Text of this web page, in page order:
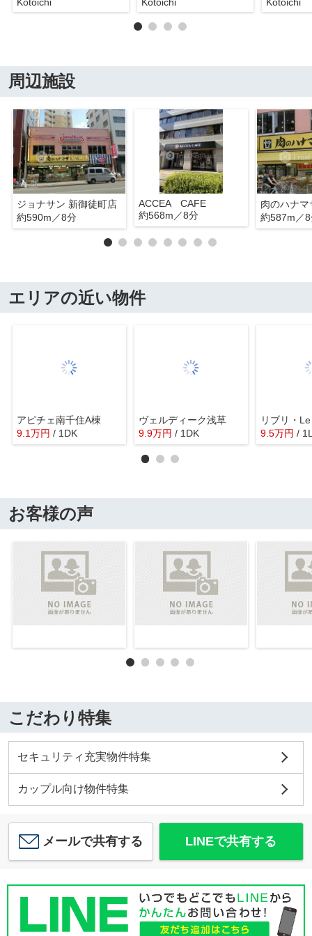
Kotoichi Kotoichi Kotoichi
周辺施設
ジョナサン 新御徒町店
約590m／8分
ACCEA CAFE
約568m／8分
約587m／
エリアの近い物件
アピチェ南千住A棟
9.1万円 / 1DK
ヴェルディーク浅草
9.9万円 / 1DK
リブリ・
9.5万円 /
お客様の声
こだわり特集
セキュリティ充実物件特集
カップル向け物件特集
メールで共有する LINEで共有する